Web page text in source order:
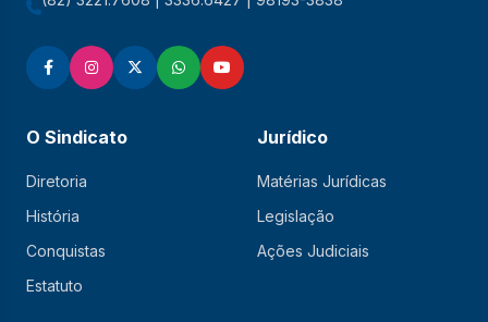
O Sindicato
Diretoria
História
Conquistas
Estatuto
Jurídico
Matérias Jurídicas
Legislação
Ações Judiciais